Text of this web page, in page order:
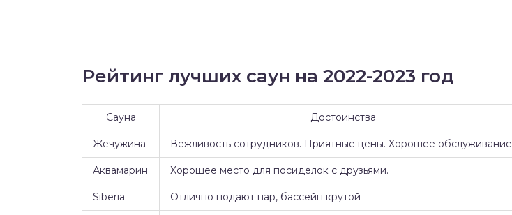
Рейтинг лучших саун на 2022-2023 год
Сауна Достоинства
Жечужина Вежливость сотрудников. Приятные цены. Хорошее обслуживание
Аквамарин Хорошее место для посиделок с друзьями.
Siberia Отлично подают пар, бассейн крутой